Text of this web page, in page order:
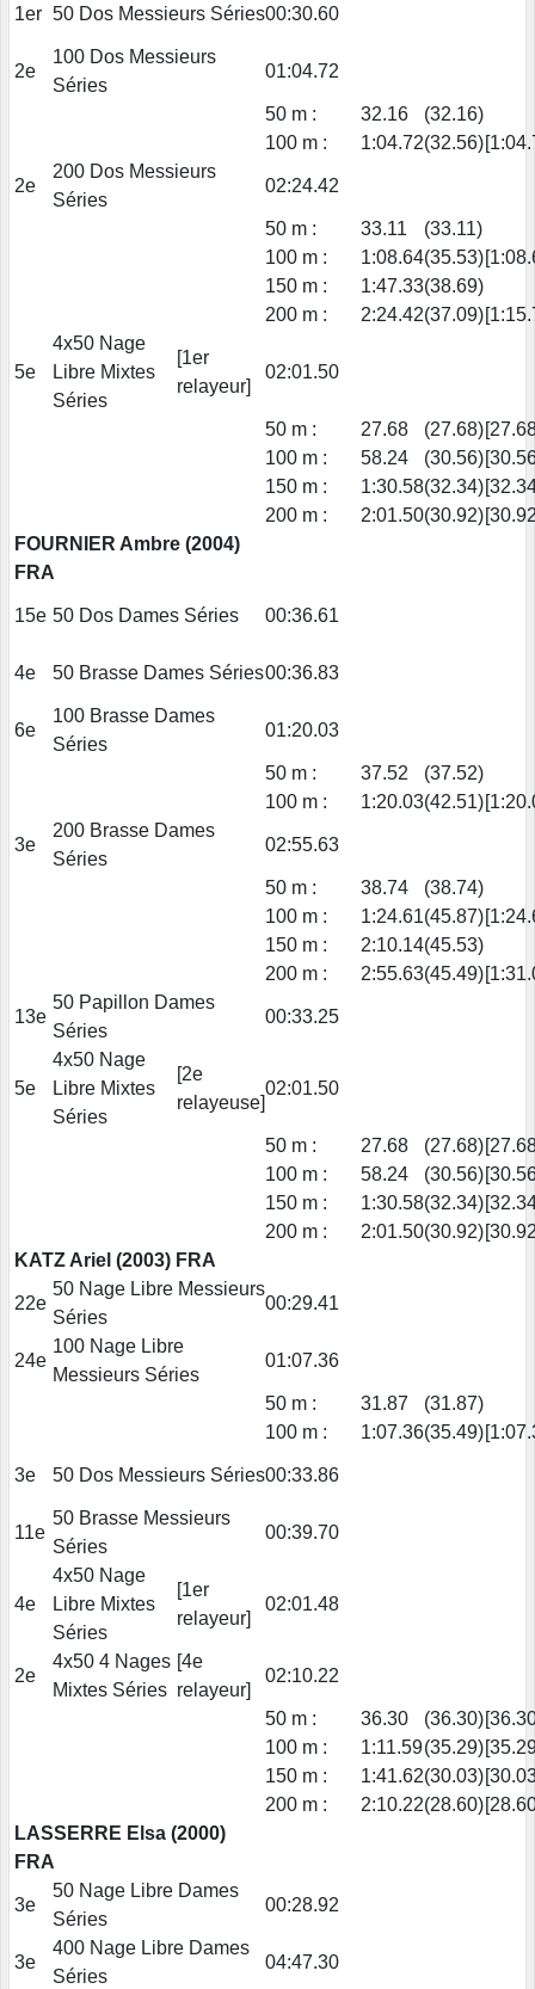
1er 50 Dos Messieurs Séries00:30.60
2e
100 Dos Messieurs
Séries
01:04.72
50 m : 32.16
(32.16)
100 m :
1:04.72(32.56)
2e
200 Dos Messieurs
Séries
02:24.42
50 m : 33.11
(33.11)
100 m :
1:08.64(35.53)
150 m :
1:47.33(38.69)
200 m :
2:24.42(37.09)
5e
4x50 Nage
Libre Mixtes
Séries
[1er
relayeur]
02:01.50
50 m : 27.68 (27.68)
100 m :
58.24 (30.56)
150 m :
1:30.58(32.34)
200 m :
2:01.50(30.92)
FOURNIER Ambre (2004)
FRA
15e 50 Dos Dames Séries 00:36.61
4e 50 Brasse Dames Séries00:36.83
6e
100 Brasse Dames
Séries
01:20.03
50 m : 37.52
(37.52)
100 m :
1:20.03(42.51)
3e
200 Brasse Dames
Séries
02:55.63
50 m : 38.74
(38.74)
100 m :
1:24.61(45.87)
150 m :
2:10.14(45.53)
200 m :
2:55.63(45.49)
13e
50 Papillon Dames
Séries
00:33.25
5e
4x50 Nage
Libre Mixtes
Séries
[2e
relayeuse]
02:01.50
50 m : 27.68 (27.68)
100 m :
58.24 (30.56)
150 m :
1:30.58(32.34)
200 m :
2:01.50(30.92)
KATZ Ariel (2003) FRA
22e
50 Nage Libre Messieurs
Séries
00:29.41
24e
100 Nage Libre
Messieurs Séries
01:07.36
50 m : 31.87
(31.87)
100 m :
1:07.36(35.49)
3e 50 Dos Messieurs Séries00:33.86
11e
50 Brasse Messieurs
Séries
00:39.70
4e
4x50 Nage
Libre Mixtes
Séries
[1er
relayeur]
02:01.48
2e
4x50 4 Nages
Mixtes Séries
[4e
relayeur]
02:10.22
50 m : 36.30 (36.30)
100 m :
1:11.59(35.29)
150 m :
1:41.62(30.03)
200 m :
2:10.22(28.60)
LASSERRE Elsa (2000)
FRA
3e
50 Nage Libre Dames
Séries
00:28.92
3e
400 Nage Libre Dames
Séries
04:47.30